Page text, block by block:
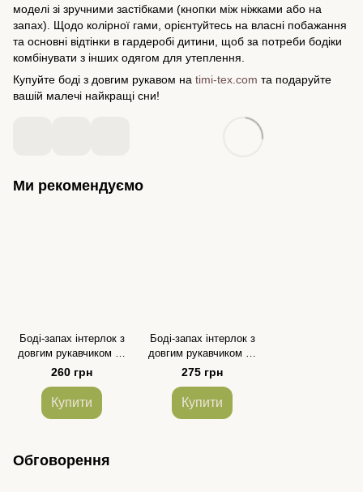
моделі зі зручними застібками (кнопки між ніжками або на
запах). Щодо колірної гами, орієнтуйтесь на власні побажання
та основні відтінки в гардеробі дитини, щоб за потреби бодіки
комбінувати з інших одягом для утеплення.
Купуйте боді з довгим рукавом на timi-tex.com та подаруйте
вашій малечі найкращі сни!
Ми рекомендуємо
Боді-запах інтерлок з
довгим рукавчиком на
манжетах для дівчинки
та хлопчика
260 грн
Купити
Боді-запах інтерлок з
довгим рукавчиком на
манжетах для дівчинки
та хлопчика
275 грн
Купити
Обговорення